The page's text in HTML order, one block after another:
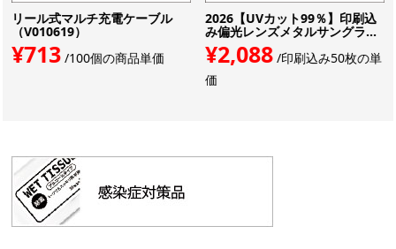
リール式マルチ充電ケーブル
（V010619）
¥713/100個の商品単価
2026【UVカット99％】印刷込
み偏光レンズメタルサングラ...
¥2,088/印刷込み50枚の単
価